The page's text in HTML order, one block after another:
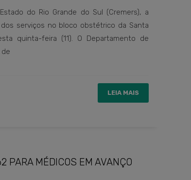
do Rio Grande do Sul (Cremers), a
serviços no bloco obstétrico da Santa
quinta-feira (11). O Departamento de
LEIA MAIS
PARA MÉDICOS EM AVANÇO